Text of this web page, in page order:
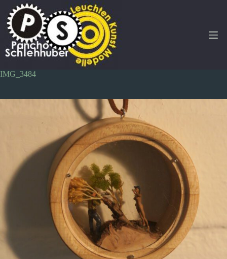
Inhalt
springen
IMG_3484